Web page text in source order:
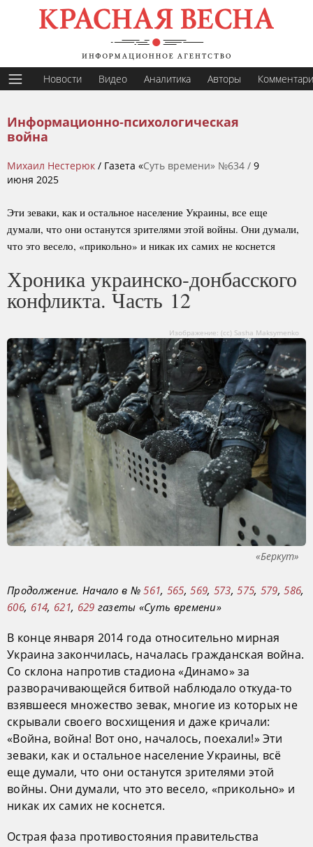
Новости Видео Аналитика Авторы
Информационно-психологическая
война
Михаил Нестерюк / Газета «Суть времени» №634 / 9
июня 2025
Эти зеваки, как и остальное население Украины, все еще
думали, что они останутся зрителями этой войны. Они думали,
что это весело, «прикольно» и никак их самих не коснется
Хроника украинско-донбасского
конфликта. Часть 12
Изображение: (сс) Sasha Maksymenko
«Беркут»
Продолжение. Начало в №561, 565,569, 573,575, 579,586,
606, 614, 621, 629 газеты «Суть времени»
В конце января 2014 года относительно мирная
Украина закончилась, началась гражданская война.
Со склона напротив стадиона «Динамо» за
разворачивающейся битвой наблюдало откуда-то
взявшееся множество зевак, многие из которых не
скрывали своего восхищения и даже кричали:
«Война, война! Вот оно, началось, поехали!» Эти
зеваки, как и остальное население Украины, всё
еще думали, что они останутся зрителями этой
войны. Они думали, что это весело, «прикольно» и
никак их самих не коснется.
Острая фаза противостояния правительства